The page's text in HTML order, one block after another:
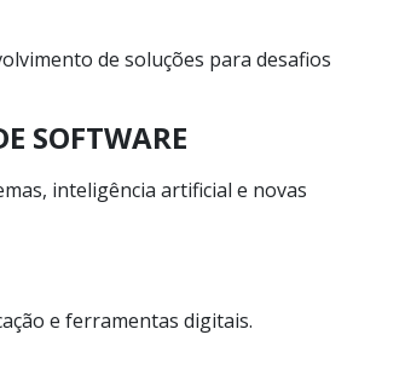
de soluções para desafios
SOFTWARE
inteligência artificial e novas
e ferramentas digitais.